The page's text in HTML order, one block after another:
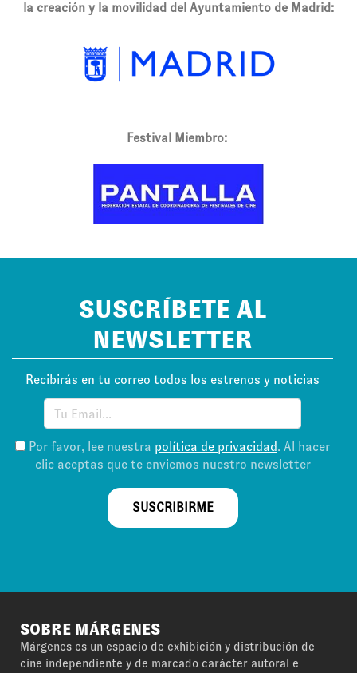
la creación y la movilidad del Ayuntamiento de Madrid:
Festival Miembro:
SUSCRÍBETE AL
NEWSLETTER
Recibirás en tu correo todos los estrenos y noticias
Por favor, lee nuestra política de privacidad. Al hacer
clic aceptas que te enviemos nuestro newsletter
SUSCRIBIRME
SOBRE MÁRGENES
Márgenes es un espacio de exhibición y distribución de
cine independiente y de marcado carácter autoral e